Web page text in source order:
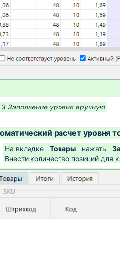
(по постановлению №713(6)
Заполнение уровня вручную
расчет уровня
На вкладке Товары нажать
Внести количество позиций для